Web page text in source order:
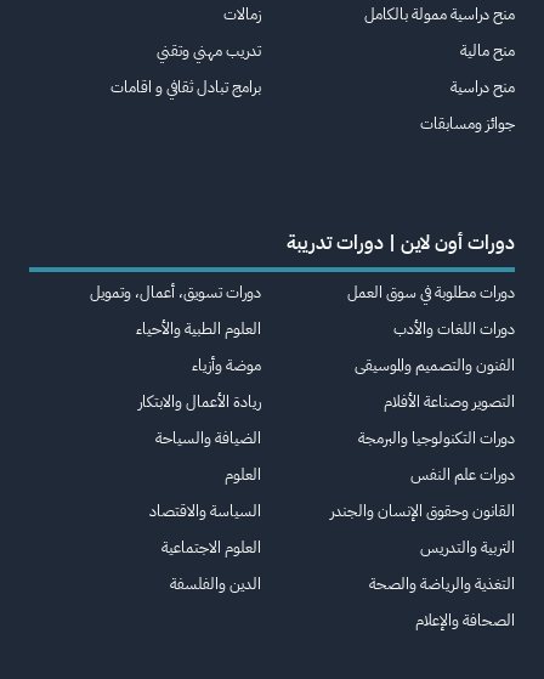
منح دراسية ممولة بالكامل
منح مالية
منح دراسية
جوائز ومسابقات
زمالات
تدريب مهني وتقني
برامج تبادل ثقافي و اقامات
دورات أون لاين | دورات تدريبة
دورات مطلوبة في سوق العمل
دورات اللغات والأدب
الفنون والتصميم والموسيقى
التصوير وصناعة الأفلام
دورات التكنولوجيا والبرمجة
دورات علم النفس
القانون وحقوق الإنسان والجندر
التربية والتدريس
التغذية والرياضة والصحة
الصحافة والإعلام
دورات تسويق، أعمال، وتمويل
العلوم الطبية والأحياء
موضة وأزياء
ريادة الأعمال والابتكار
الضيافة والسياحة
العلوم
السياسة والاقتصاد
العلوم الاجتماعية
الدين والفلسفة